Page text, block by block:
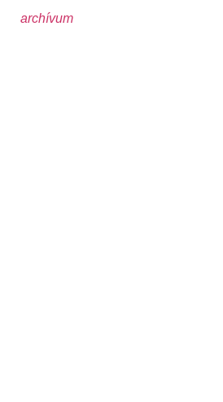
archívum